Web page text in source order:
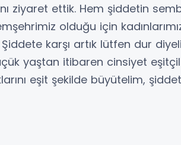
ziyaret ettik. Hem şiddetin
olduğu için
Şiddete karşı artık lütfen dur
yaştan itibaren cinsiyet
eşit şekilde büyütelim,